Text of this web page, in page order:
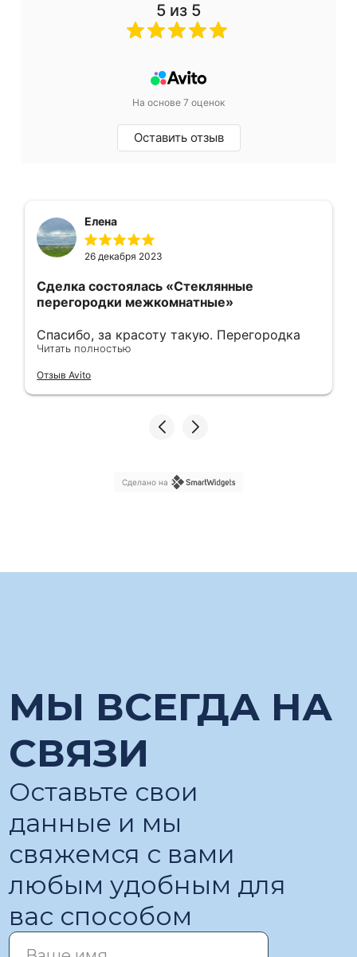
5 из 5
На основе 7 оценок
Оставить отзыв
Елена
26 декабря 2023
Сделка состоялась «Стеклянные
перегородки межкомнатные»
Спасибо, за красоту такую. Перегородка
получилась шикарная !! Размеры 4,25 на
спасибо 🙏
Читать полностью
Отзыв Avito
Сделано на
МЫ ВСЕГДА НА
СВЯЗИ
Оставьте свои
данные и мы
свяжемся с вами
любым удобным для
вас способом